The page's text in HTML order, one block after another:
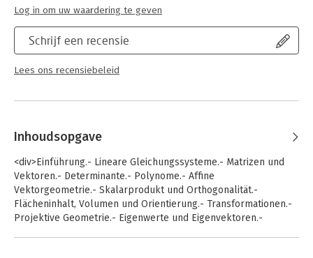
modellieren, den größten gemeinsamen Teiler finden,
oder mit Drehmatrizen die Quadraturamplitudenmodulation als
Grundlage von Software Defined Radio verstehen.
Schrijf een recensie
Lees ons recensiebeleid
Log in om uw waardering te geven
Inhoudsopgave
<div>Einführung.- Lineare Gleichungssysteme.- Matrizen und
Vektoren.- Determinante.- Polynome.- Affine
Vektorgeometrie.- Skalarprodukt und Orthogonalität.-
Flächeninhalt, Volumen und Orientierung.- Transformationen.-
Projektive Geometrie.- Eigenwerte und Eigenvektoren.-